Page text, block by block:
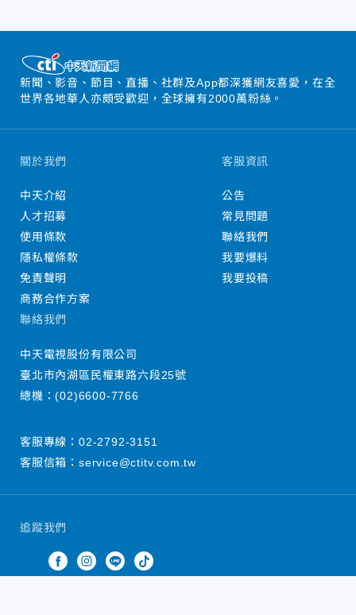
新聞、影音、節目、直播、社群及App都深獲網友喜愛，在全
世界各地華人亦頗受歡迎，全球擁有2000萬粉絲。
追蹤我們
關於我們
中天介紹
人才招募
使用條款
隱私權條款
免責聲明
商務合作方案
客服資訊
公告
常見問題
聯絡我們
我要爆料
我要投稿
聯絡我們
中天電視股份有限公司
臺北市內湖區民權東路六段25號
總機：(02)6600-7766
客服專線： 02-2792-3151
客服信箱： service@ctitv.com.tw